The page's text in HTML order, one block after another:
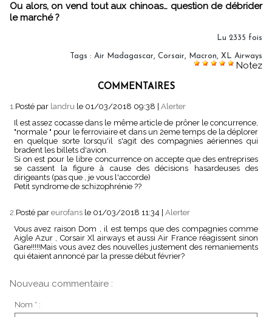
Ou alors, on vend tout aux chinoas… question de débrider
le marché ?
Lu 2335 fois
Tags : Air Madagascar, Corsair, Macron, XL Airways
Notez
COMMENTAIRES
1.Posté par landru le 01/03/2018 09:38
Alerter
Il est assez cocasse dans le même article de prôner le concurrence,
"normale " pour le ferroviaire et dans un 2eme temps de la déplorer
en quelque sorte lorsqu'il s'agit des compagnies aériennes qui
bradent les billets d'avion.
Si on est pour le libre concurrence on accepte que des entreprises
se cassent la figure à cause des décisions hasardeuses des
dirigeants (pas que , je vous l'accorde)
Petit syndrome de schizophrénie ??
2.Posté par eurofans le 01/03/2018 11:34
Alerter
Vous avez raison Dom , il est temps que des compagnies comme
Aigle Azur , Corsair Xl airways et aussi Air France réagissent sinon
Gare!!!!!Mais vous avez des nouvelles justement des remaniements
qui étaient annoncé par la presse début février?
Nouveau commentaire :
Nom * :